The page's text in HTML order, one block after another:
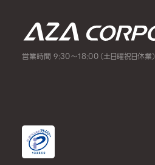
営業時間 9:30～18:00（土日曜祝日休業）